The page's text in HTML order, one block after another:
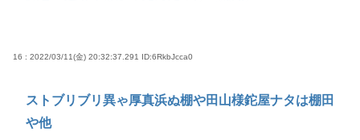
16 : 2022/03/11(金) 20:32:37.291 ID:6RkbJcca0
ストブリブリ異ゃ厚真浜ぬ棚や田山様鉈屋ナタは棚田
や他